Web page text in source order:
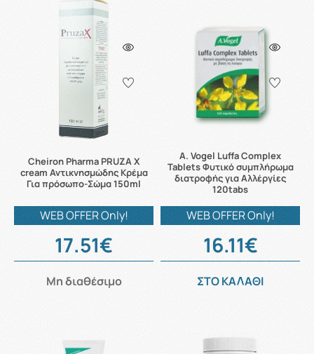
Cheiron Pharma PRUZA X
cream Αντικνησμώδης Κρέμα
Για πρόσωπο-Σώμα 150ml
WEB OFFER Only!
17.51€
Μη διαθέσιμο
A. Vogel Luffa Complex
Tablets Φυτικό συμπλήρωμα
διατροφής για Αλλέργίες
120tabs
WEB OFFER Only!
16.11€
ΣΤΟ ΚΑΛΑΘΙ